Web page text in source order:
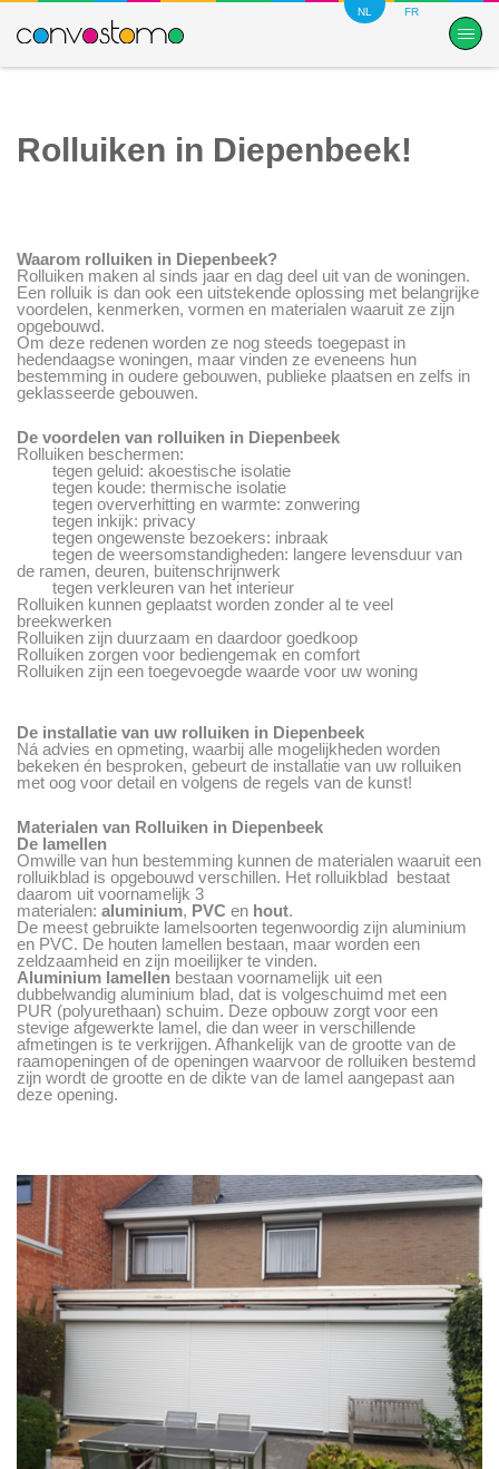
NL FR
Rolluiken in Diepenbeek!
Waarom rolluiken in Diepenbeek?
Rolluiken maken al sinds jaar en dag deel uit van de woningen.
Een rolluik is dan ook een uitstekende oplossing met belangrijke
voordelen, kenmerken, vormen en materialen waaruit ze zijn
opgebouwd.
Om deze redenen worden ze nog steeds toegepast in
hedendaagse woningen, maar vinden ze eveneens hun
bestemming in oudere gebouwen, publieke plaatsen en zelfs in
geklasseerde gebouwen.
De voordelen van rolluiken in Diepenbeek
Rolluiken beschermen:
tegen geluid: akoestische isolatie
tegen koude: thermische isolatie
tegen oververhitting en warmte: zonwering
tegen inkijk: privacy
tegen ongewenste bezoekers: inbraak
tegen de weersomstandigheden: langere levensduur van
de ramen, deuren, buitenschrijnwerk
tegen verkleuren van het interieur
Rolluiken kunnen geplaatst worden zonder al te veel
breekwerken
Rolluiken zijn duurzaam en daardoor goedkoop
Rolluiken zorgen voor bediengemak en comfort
Rolluiken zijn een toegevoegde waarde voor uw woning
De installatie van uw rolluiken in Diepenbeek
Ná advies en opmeting, waarbij alle mogelijkheden worden
bekeken én besproken, gebeurt de installatie van uw rolluiken
met oog voor detail en volgens de regels van de kunst!
Materialen van Rolluiken in Diepenbeek
De lamellen
Omwille van hun bestemming kunnen de materialen waaruit een
rolluikblad is opgebouwd verschillen. Het rolluikblad bestaat
daarom uit voornamelijk 3
materialen: aluminium, PVC en hout.
De meest gebruikte lamelsoorten tegenwoordig zijn aluminium
en PVC. De houten lamellen bestaan, maar worden een
zeldzaamheid en zijn moeilijker te vinden.
Aluminium lamellen bestaan voornamelijk uit een
dubbelwandig aluminium blad, dat is volgeschuimd met een
PUR (polyurethaan) schuim. Deze opbouw zorgt voor een
stevige afgewerkte lamel, die dan weer in verschillende
afmetingen is te verkrijgen. Afhankelijk van de grootte van de
raamopeningen of de openingen waarvoor de rolluiken bestemd
zijn wordt de grootte en de dikte van de lamel aangepast aan
deze opening.